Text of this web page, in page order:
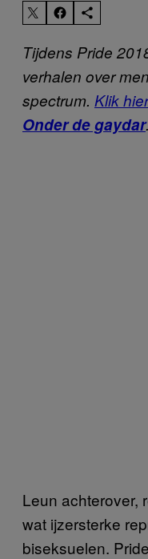
Tijdens Pride
verhalen over
spectrum. Klik
Onder de gaydar.
Leun achterover,
wat ijzersterke
biseksuelen.